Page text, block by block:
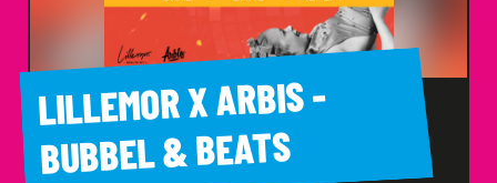
LILLEMOR X ARBIS -
BUBBEL & BEATS